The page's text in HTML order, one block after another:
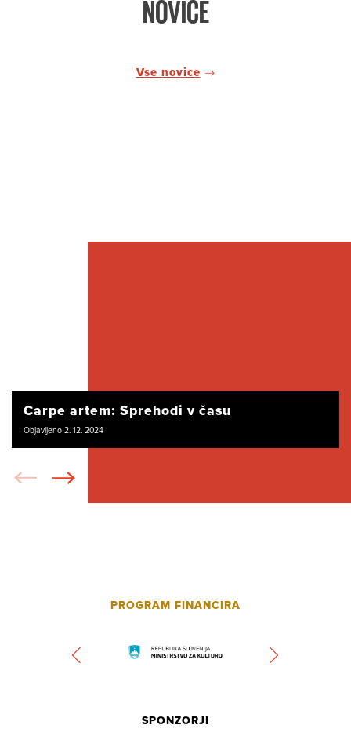
NOVICE
Vse novice
Carpe artem: Sprehodi v času
Objavljeno 2. 12. 2024
PROGRAM FINANCIRA
SPONZORJI